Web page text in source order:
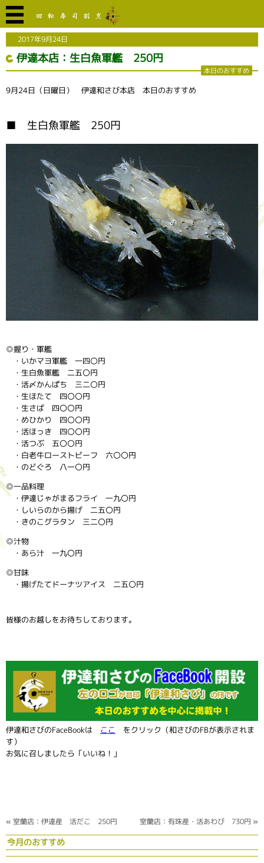
2017年9月24日
伊達本店：生白魚軍艦 250円
本日のおすすめ
9月24日（日曜日） 伊達和さび本店 本日のおすすめ
■ 生白魚軍艦 250円
◎握り・軍艦
・いかマヨ軍艦 一四〇円
・生白魚軍艦 二五〇円
・活〆かんぱち 三二〇円
・生ほたて 四〇〇円
・生さば 四〇〇円
・めひかり 四〇〇円
・活ほっき 四〇〇円
・活つぶ 五〇〇円
・白老牛ローストビーフ 六〇〇円
・のどぐろ 八一〇円
◎一品料理
・伊達じゃがまるフライ 一九〇円
・しいらのから揚げ 二五〇円
・きのこグラタン 三二〇円
◎汁物
・あら汁 一九〇円
◎甘味
・揚げたてドーナツアイス 二五〇円
皆様のお越しをお待ちしております。
伊達和さびのFaceBookは ここ
をクリック（和さびのFBが表示されま
す）
お気に召しましたら「いいね！」
« 室蘭店：伊達産 活だこ 250円 室蘭店：有珠産・活あわび 730円 »
今月のおすすめ